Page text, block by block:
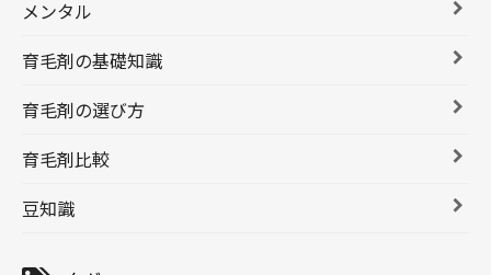
メンタル
育毛剤の基礎知識
育毛剤の選び方
育毛剤比較
豆知識